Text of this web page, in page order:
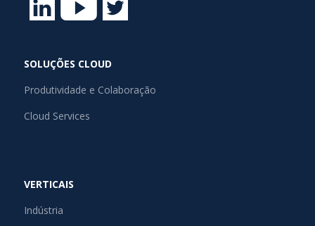
SOLUÇÕES CLOUD
Produtividade e Colaboração
Cloud Services
VERTICAIS
Indústria